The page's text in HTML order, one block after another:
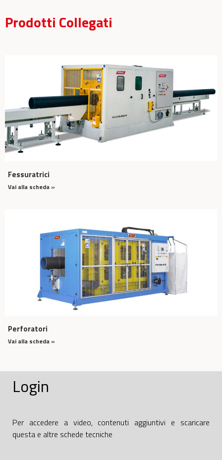
Prodotti Collegati
Fessuratrici
Vai alla scheda »
Perforatori
Vai alla scheda »
Login
Per accedere a video, contenuti aggiuntivi e scaricare
questa e altre schede tecniche